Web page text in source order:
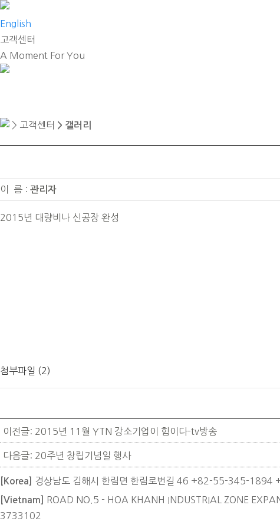
English
고객센터
A Moment For You
> 고객센터 > 갤러리
이 름 : 관리자
2015년 대량비나 신공장 완성
첨부파일 (2)
이전글: 2015년 11월 YTN 강소기업이 힘이다-tv방송
다음글: 20주년 창립기념일 행사
[Korea] 경상남도 김해시 한림면 한림로번길 46 +82-55-345-1894
[Vietnam] ROAD NO.5 - HOA KHANH INDUSTRIAL ZONE
3733102